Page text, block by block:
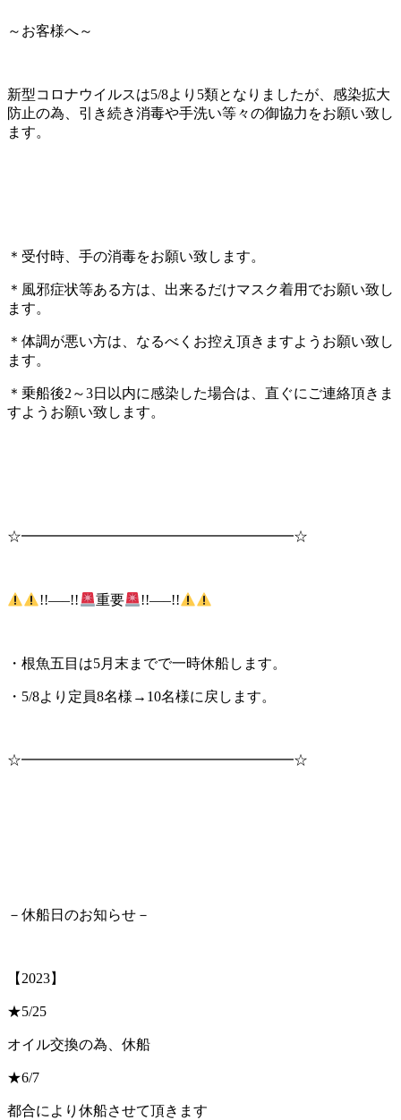
～お客様へ～
新型コロナウイルスは5/8より5類となりましたが、感染拡大
防止の為、引き続き消毒や手洗い等々の御協力をお願い致し
ます。
＊受付時、手の消毒をお願い致します。
＊風邪症状等ある方は、出来るだけマスク着用でお願い致し
ます。
＊体調が悪い方は、なるべくお控え頂きますようお願い致し
ます。
＊乗船後2～3日以内に感染した場合は、直ぐにご連絡頂きま
すようお願い致します。
☆━━━━━━━━━━━━━━━━━━━☆
!!—–!! 重要 !!—–!!
・根魚五目は5月末までで一時休船します。
・5/8より定員8名様→10名様に戻します。
☆━━━━━━━━━━━━━━━━━━━☆
－休船日のお知らせ－
【2023】
★5/25
オイル交換の為、休船
★6/7
都合により休船させて頂きます